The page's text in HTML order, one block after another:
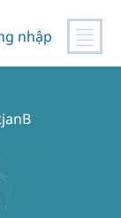
nhập